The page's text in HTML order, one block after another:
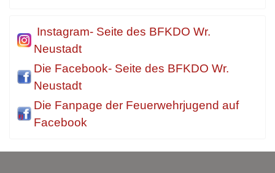
Instagram- Seite des BFKDO Wr.
Neustadt
Die Facebook- Seite des BFKDO Wr.
Neustadt
Die Fanpage der Feuerwehrjugend auf
Facebook